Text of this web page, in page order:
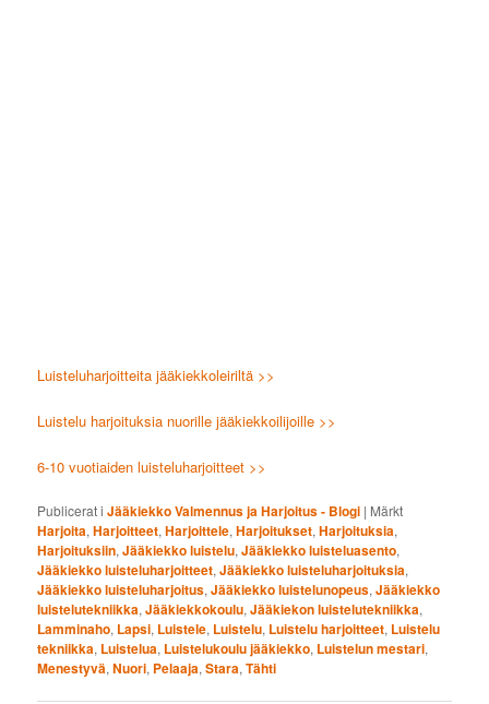
Luisteluharjoitteita jääkiekkoleiriltä >>
Luistelu harjoituksia nuorille jääkiekkoilijoille >>
6-10 vuotiaiden luisteluharjoitteet >>
Publicerat i Jääkiekko Valmennus ja Harjoitus - Blogi | Märkt
Harjoita,Harjoitteet,Harjoittele,Harjoitukset,Harjoituksia,
Harjoituksiin,Jääkiekko luistelu,Jääkiekko luisteluasento,
Jääkiekko luisteluharjoitteet,Jääkiekko luisteluharjoituksia,
Jääkiekko luisteluharjoitus,Jääkiekko luistelunopeus,Jääkiekko
luistelutekniikka,Jääkiekkokoulu,Jääkiekon luistelutekniikka,
Lamminaho, Lapsi, Luistele, Luistelu, Luistelu harjoitteet, Luistelu
tekniikka, Luistelua, Luistelukoulu jääkiekko, Luistelun mestari,
Menestyvä,Nuori, Pelaaja,Stara,Tähti